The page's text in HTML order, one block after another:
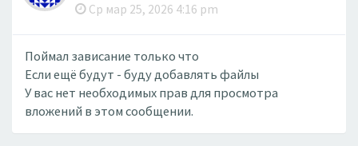
Ср мар 25, 2026 4:16 pm
Поймал зависание только что
Если ещё будут - буду добавлять файлы
У вас нет необходимых прав для просмотра
вложений в этом сообщении.